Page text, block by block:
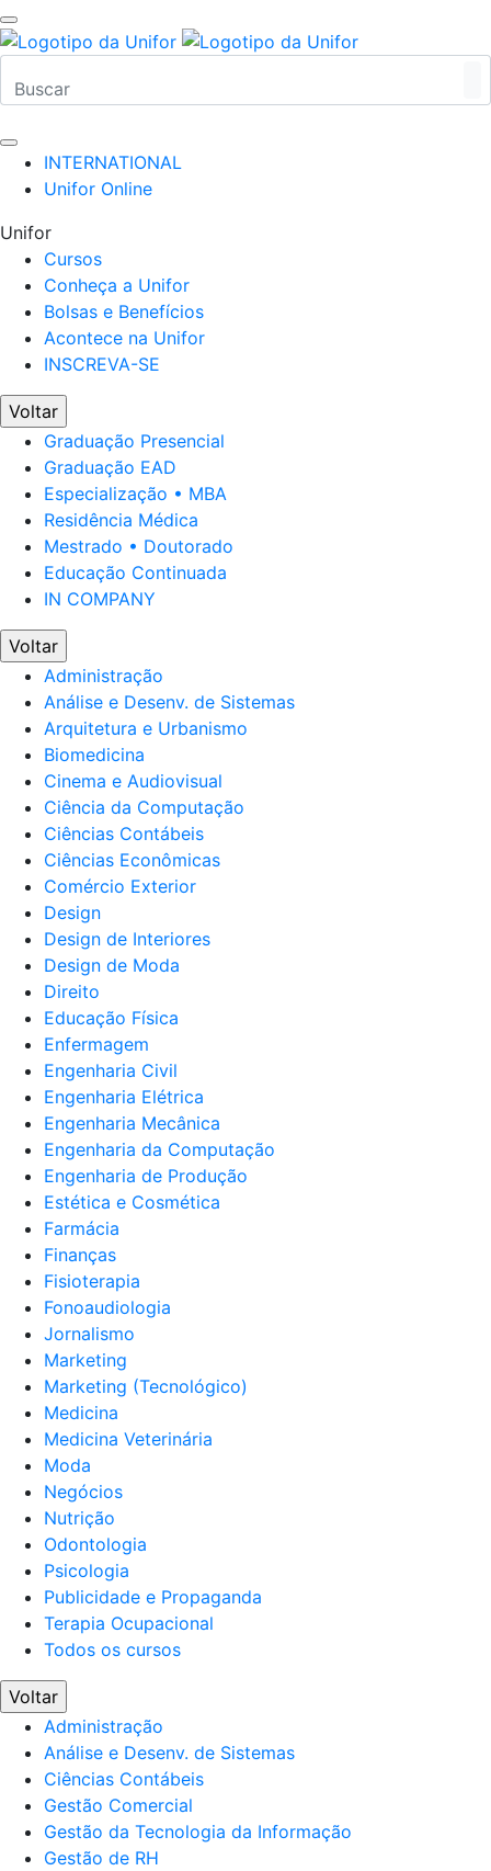
INTERNATIONAL
Unifor Online
Unifor
Cursos
Conheça a Unifor
Bolsas e Benefícios
Acontece na Unifor
INSCREVA-SE
Voltar
Graduação Presencial
Graduação EAD
Especialização • MBA
Residência Médica
Mestrado • Doutorado
Educação Continuada
IN COMPANY
Voltar
Administração
Análise e Desenv. de Sistemas
Arquitetura e Urbanismo
Biomedicina
Cinema e Audiovisual
Ciência da Computação
Ciências Contábeis
Ciências Econômicas
Comércio Exterior
Design
Design de Interiores
Design de Moda
Direito
Educação Física
Enfermagem
Engenharia Civil
Engenharia Elétrica
Engenharia Mecânica
Engenharia da Computação
Engenharia de Produção
Estética e Cosmética
Farmácia
Finanças
Fisioterapia
Fonoaudiologia
Jornalismo
Marketing
Marketing (Tecnológico)
Medicina
Medicina Veterinária
Moda
Negócios
Nutrição
Odontologia
Psicologia
Publicidade e Propaganda
Terapia Ocupacional
Todos os cursos
Voltar
Administração
Análise e Desenv. de Sistemas
Ciências Contábeis
Gestão Comercial
Gestão da Tecnologia da Informação
Gestão de RH